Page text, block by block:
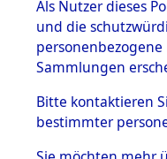
5. Verschiedenes
5.3
Todesmärsche
5.3.1 Alliierte
Erhebungen
zu
Todesmärsch
en
Als Nutzer dieses
und die
Sammlungen
Bitte kontaktieren
bestimmter